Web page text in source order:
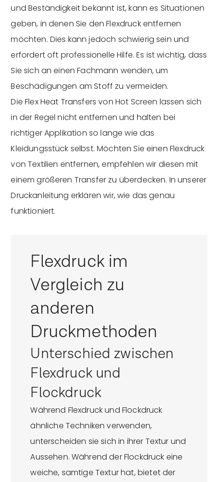
und Beständigkeit bekannt ist, kann es Situationen
geben, in denen Sie den Flexdruck entfernen
möchten. Dies kann jedoch schwierig sein und
erfordert oft professionelle Hilfe. Es ist wichtig, dass
Sie sich an einen Fachmann wenden, um
Beschädigungen am Stoff zu vermeiden.
Die Flex Heat Transfers von Hot Screen lassen sich
in der Regel nicht entfernen und halten bei
richtiger Applikation so lange wie das
Kleidungsstück selbst. Möchten Sie einen Flexdruck
von Textilien entfernen, empfehlen wir diesen mit
einem größeren Transfer zu überdecken. In unserer
Druckanleitung erklären wir, wie das genau
funktioniert.
Flexdruck im
Vergleich zu
anderen
Druckmethoden
Unterschied zwischen
Flexdruck und
Flockdruck
Während Flexdruck und Flockdruck
ähnliche Techniken verwenden,
unterscheiden sie sich in ihrer Textur und
Aussehen. Während der Flockdruck eine
weiche, samtige Textur hat, bietet der